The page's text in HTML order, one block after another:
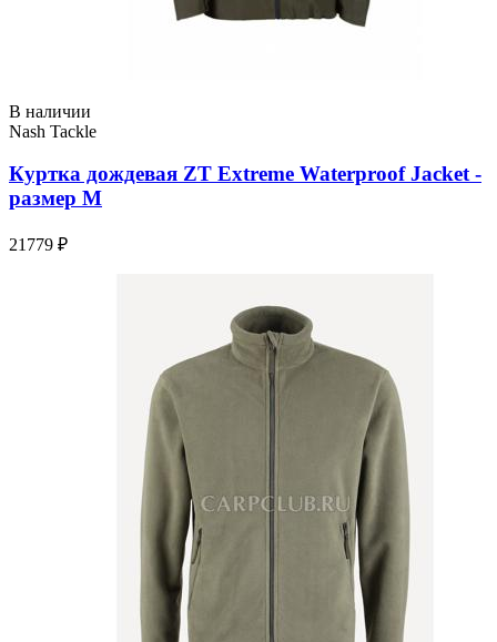
В наличии
Nash Tackle
Куртка дождевая ZT Extreme Waterproof Jacket -
размер M
21779 ₽